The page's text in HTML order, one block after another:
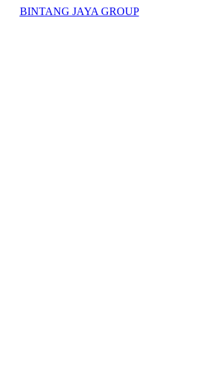
BINTANG JAYA GROUP